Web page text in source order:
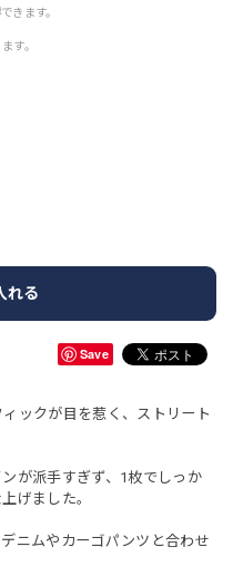
きます。
す。
れる
Save
ックが目を惹く、ストリート
が派手すぎず、1枚でしっか
げました。
ニムやカーゴパンツと合わせ